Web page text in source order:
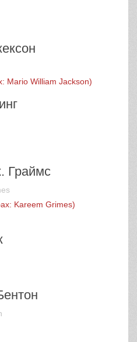
Mario William Jackson)
Граймс
Kareem Grimes)